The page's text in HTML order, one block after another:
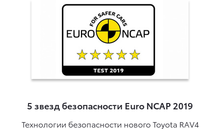
5 звезд безопасности Euro NCAP 2019
Технологии безопасности нового Toyota RAV4